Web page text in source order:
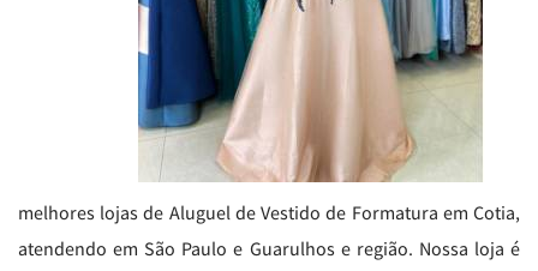
melhores lojas de Aluguel de Vestido de Formatura em Cotia,
atendendo em São Paulo e Guarulhos e região. Nossa loja é